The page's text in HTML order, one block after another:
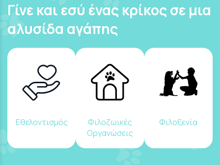
Γίνε και εσύ ένας κρίκος σε μια
αλυσίδα αγάπης
Εθελοντισμός
Φιλοζωικές
Οργανώσεις
Φιλοξενία